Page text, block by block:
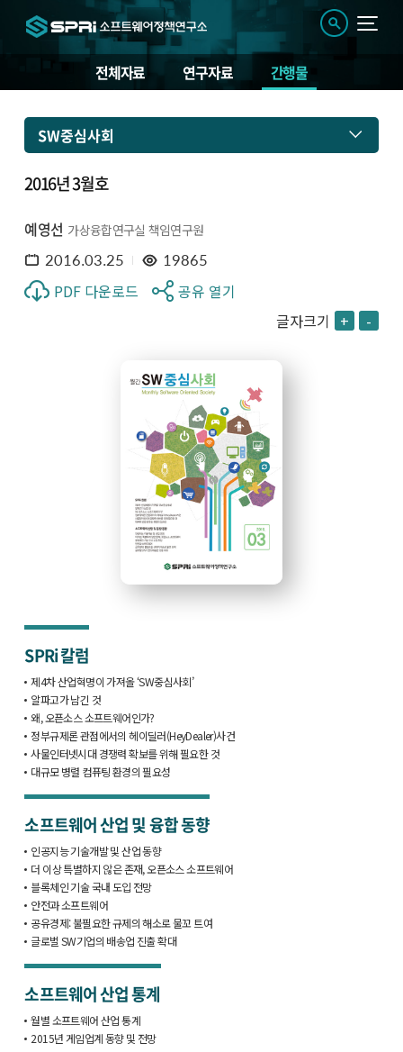
전체자료 연구자료 간행물
SW중심사회
2016년 3월호
예영선 가상융합연구실 책임연구원
2016.03.25 19865
PDF 다운로드
공유 열기
글자크기 + -
SPRi 칼럼
제4차 산업혁명이 가져올 ‘SW중심사회’
알파고가 남긴 것
왜, 오픈소스 소프트웨어인가?
정부규제론 관점에서의 헤이딜러(HeyDealer)사건
사물인터넷시대 경쟁력 확보를 위해 필요한 것
대규모 병렬 컴퓨팅 환경의 필요성
소프트웨어 산업 및 융합 동향
인공지능 기술개발 및 산업 동향
더 이상 특별하지 않은 존재, 오픈소스 소프트웨어
블록체인 기술 국내 도입 전망
안전과 소프트웨어
공유경제: 불필요한 규제의 해소로 물꼬 트여
글로벌 SW기업의 배송업 진출 확대
소프트웨어 산업 통계
월별 소프트웨어 산업 통계
2015년 게임업계 동향 및 전망